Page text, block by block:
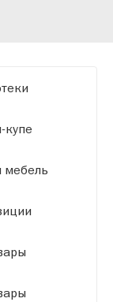
мебель